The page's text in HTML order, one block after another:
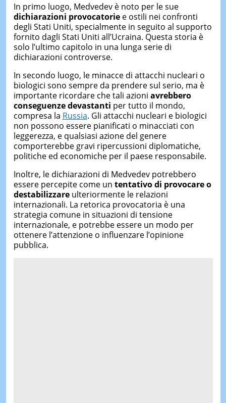
In primo luogo, Medvedev è noto per le sue
dichiarazioni provocatoriee ostili nei confronti
degli Stati Uniti, specialmente in seguito al supporto
fornito dagli Stati Uniti all’Ucraina. Questa storia è
solo l’ultimo capitolo in una lunga serie di
dichiarazioni controverse.
In secondo luogo, le minacce di attacchi nucleari o
biologici sono sempre da prendere sul serio, ma è
importante ricordare che tali azioni avrebbero
conseguenze devastanti per tutto il mondo,
compresa la Russia. Gli attacchi nucleari e biologici
non possono essere pianificati o minacciati con
leggerezza, e qualsiasi azione del genere
comporterebbe gravi ripercussioni diplomatiche,
politiche ed economiche per il paese responsabile.
Inoltre, le dichiarazioni di Medvedev potrebbero
essere percepite come un tentativo di provocare o
destabilizzareulteriormente le relazioni
internazionali. La retorica provocatoria è una
strategia comune in situazioni di tensione
internazionale, e potrebbe essere un modo per
ottenere l’attenzione o influenzare l’opinione
pubblica.